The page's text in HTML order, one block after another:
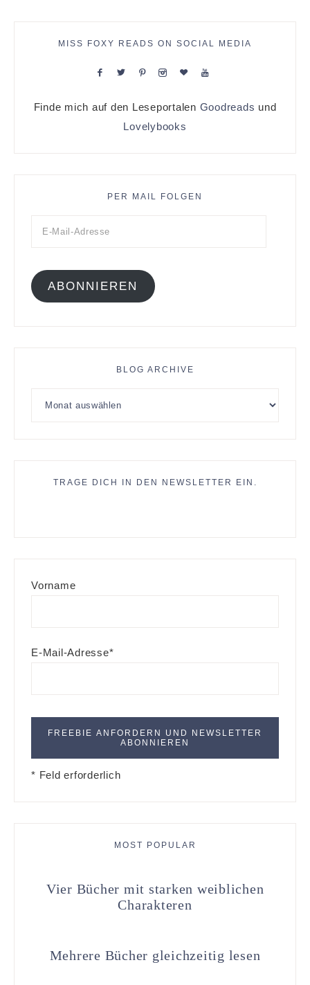
MISS FOXY READS ON SOCIAL MEDIA
Finde mich auf den Leseportalen Goodreads und
Lovelybooks
PER MAIL FOLGEN
ABONNIEREN
BLOG ARCHIVE
TRAGE DICH IN DEN NEWSLETTER EIN.
Vorname
E-Mail-Adresse*
* Feld erforderlich
MOST POPULAR
Vier Bücher mit starken weiblichen
Charakteren
Mehrere Bücher gleichzeitig lesen